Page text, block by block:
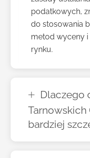
podatkowych,
do stosowania
metod wyceny i
rynku.
Dlaczego
Tarnowskich
bardziej